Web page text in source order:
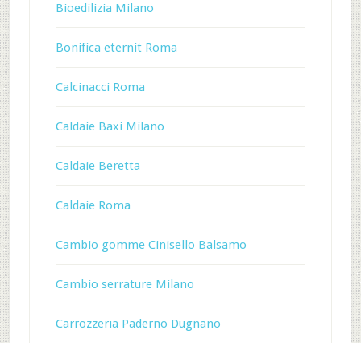
Bioedilizia Milano
Bonifica eternit Roma
Calcinacci Roma
Caldaie Baxi Milano
Caldaie Beretta
Caldaie Roma
Cambio gomme Cinisello Balsamo
Cambio serrature Milano
Carrozzeria Paderno Dugnano